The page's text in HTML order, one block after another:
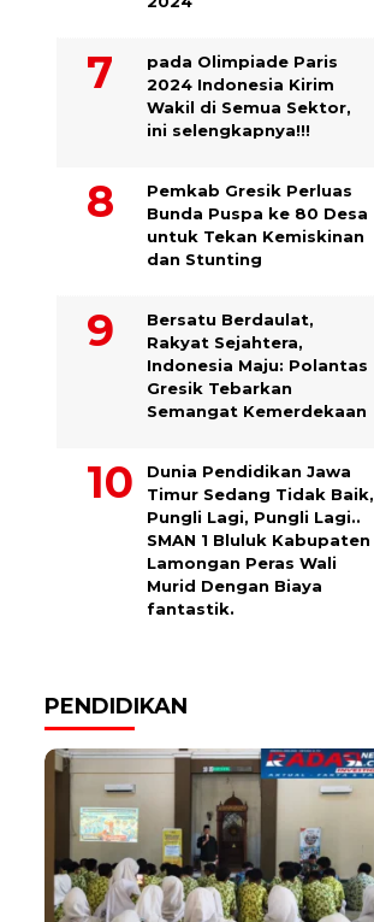
pada Olimpiade Paris
2024 Indonesia Kirim
Wakil di Semua Sektor,
ini selengkapnya!!!
Pemkab Gresik Perluas
Bunda Puspa ke 80 Desa
untuk Tekan Kemiskinan
dan Stunting
Bersatu Berdaulat,
Rakyat Sejahtera,
Indonesia Maju: Polantas
Gresik Tebarkan
Semangat Kemerdekaan
Dunia Pendidikan Jawa
Timur Sedang Tidak Baik,
Pungli Lagi, Pungli Lagi..
SMAN 1 Bluluk Kabupaten
Lamongan Peras Wali
Murid Dengan Biaya
fantastik.
PENDIDIKAN